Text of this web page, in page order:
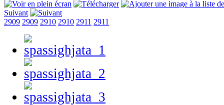
Suivant
2909 2909 2910 2910 2911 2911